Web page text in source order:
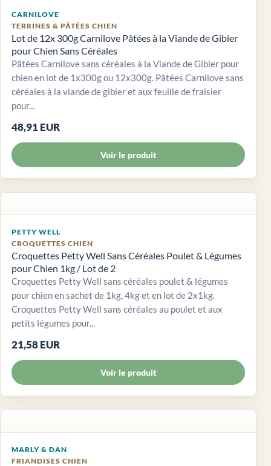
CARNILOVE
TERRINES & PÂTÉES CHIEN
Lot de 12x 300g Carnilove Pâtées à la Viande de Gibier
pour Chien Sans Céréales
Pâtées Carnilove sans céréales à la Viande de Gibier pour
chien en lot de 1x300g ou 12x300g. Pâtées Carnilove sans
céréales à la viande de gibier et aux feuille de fraisier
pour...
48,91 EUR
Voir le produit
PETTY WELL
CROQUETTES CHIEN
Croquettes Petty Well Sans Céréales Poulet & Légumes
pour Chien 1kg / Lot de 2
Croquettes Petty Well sans céréales poulet & légumes
pour chien en sachet de 1kg, 4kg et en lot de 2x1kg.
Croquettes Petty Well sans céréales au poulet et aux
petits légumes pour...
21,58 EUR
Voir le produit
MARLY & DAN
FRIANDISES CHIEN